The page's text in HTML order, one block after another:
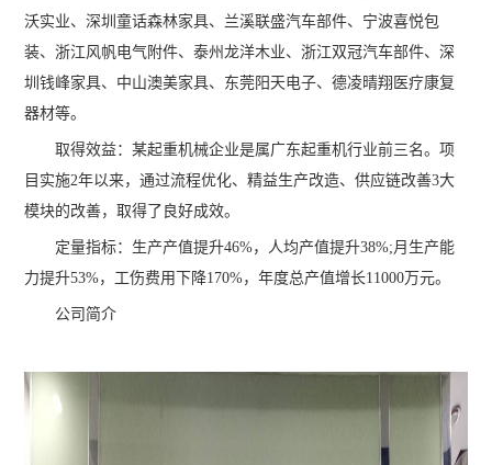
沃实业、深圳童话森林家具、兰溪联盛汽车部件、宁波喜悦包
装、浙江风帆电气附件、泰州龙洋木业、浙江双冠汽车部件、深
圳钱峰家具、中山澳美家具、东莞阳天电子、德凌晴翔医疗康复
器材等。
取得效益：某起重机械企业是属广东起重机行业前三名。项
目实施2年以来，通过流程优化、精益生产改造、供应链改善3大
模块的改善，取得了良好成效。
定量指标：生产产值提升46%，人均产值提升38%;月生产能
力提升53%，工伤费用下降170%，年度总产值增长11000万元。
公司简介